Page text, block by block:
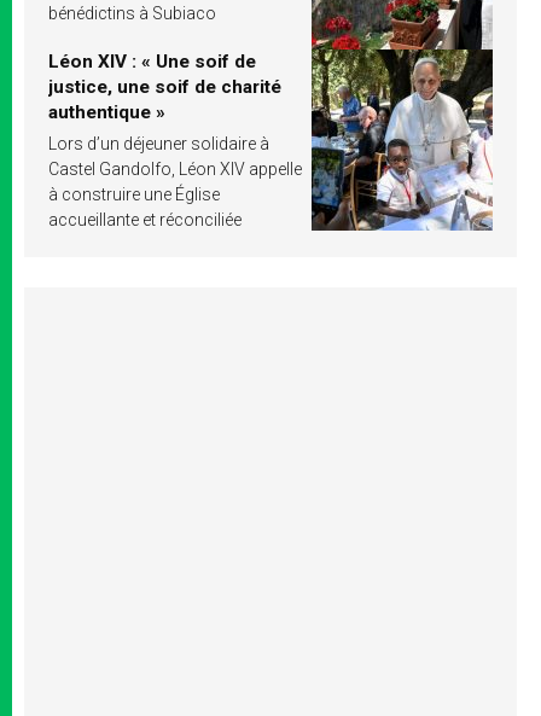
bénédictins à Subiaco
Léon XIV : « Une soif de
justice, une soif de charité
authentique »
Lors d’un déjeuner solidaire à
Castel Gandolfo, Léon XIV appelle
à construire une Église
accueillante et réconciliée